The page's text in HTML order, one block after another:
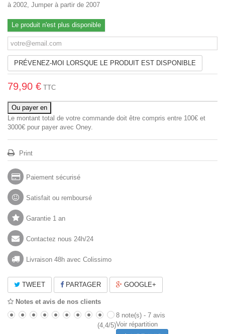
à 2002, Jumper à partir de 2007
Le produit n'est plus disponible
PRÉVENEZ-MOI LORSQUE LE PRODUIT EST DISPONIBLE
79,90 € TTC
Ou payer en
Le montant total de votre commande doit être compris entre 100€ et
3000€ pour payer avec Oney.
Print
Paiement sécurisé
Satisfait ou remboursé
Garantie 1 an
Contactez nous 24h/24
Livraison 48h avec Colissimo
TWEET PARTAGER GOOGLE+
Notes et avis de nos clients
(4,4/5)
8 note(s) - 7 avis
Voir répartition